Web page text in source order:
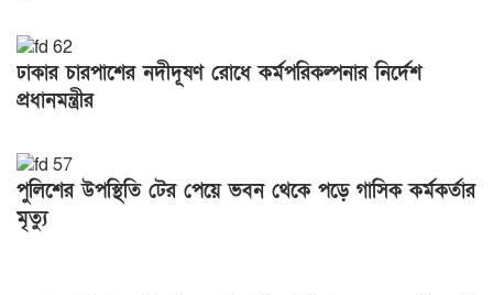
ঢাকার চারপাশের নদীদূষণ রোধে কর্মপরিকল্পনার নির্দেশ
প্রধানমন্ত্রীর
পুলিশের উপস্থিতি টের পেয়ে ভবন থেকে পড়ে গাসিক কর্মকর্তার
মৃত্যু